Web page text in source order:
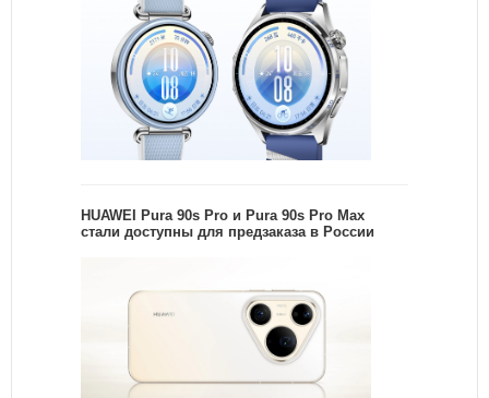
HUAWEI Pura 90s Pro и Pura 90s Pro Max
стали доступны для предзаказа в России